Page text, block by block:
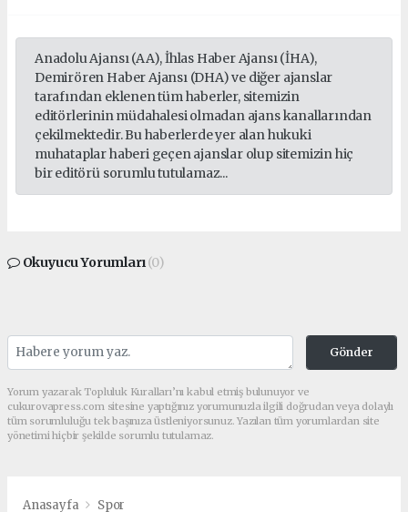
Anadolu Ajansı (AA), İhlas Haber Ajansı (İHA),
Demirören Haber Ajansı (DHA) ve diğer ajanslar
tarafından eklenen tüm haberler, sitemizin
editörlerinin müdahalesi olmadan ajans kanallarından
çekilmektedir. Bu haberlerde yer alan hukuki
muhataplar haberi geçen ajanslar olup sitemizin hiç
bir editörü sorumlu tutulamaz...
Okuyucu Yorumları(0)
Gönder
Yorum yazarak Topluluk Kuralları’nı kabul etmiş bulunuyor ve
cukurovapress.com sitesine yaptığınız yorumunuzla ilgili doğrudan veya dolaylı
tüm sorumluluğu tek başınıza üstleniyorsunuz. Yazılan tüm yorumlardan site
yönetimi hiçbir şekilde sorumlu tutulamaz.
Anasayfa Spor